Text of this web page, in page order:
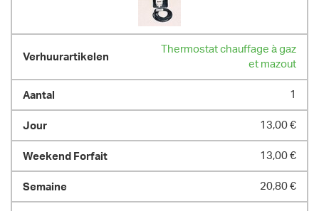
Thermostat chauffage à gaz
et mazout
1
13,00 €
13,00 €
20,80 €